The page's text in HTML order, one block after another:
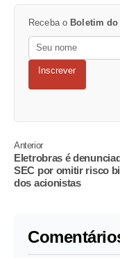
Receba o Boletim do
Inscrever
Anterior
Eletrobras é
SEC por omitir risco
dos acionistas